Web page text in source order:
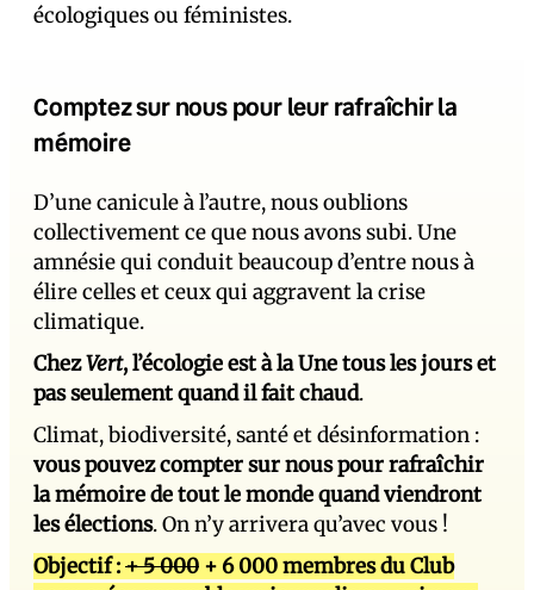
écologiques ou féministes.
Comptez sur nous pour leur rafraîchir la
mémoire
D’une canicule à l’autre, nous oublions
collectivement ce que nous avons subi. Une
amnésie qui conduit beaucoup d’entre nous à
élire celles et ceux qui aggravent la crise
climatique.
ChezVert, l’écologie est à la Une tous les jours et
pas seulement quand il fait chaud.
Climat, biodiversité, santé et désinformation :
vous pouvez compter sur nous pour rafraîchir
la mémoire de tout le monde quand viendront
les élections. On n’y arrivera qu’avec vous !
Objectif :+ 5 000 + 6 000 membres du Club